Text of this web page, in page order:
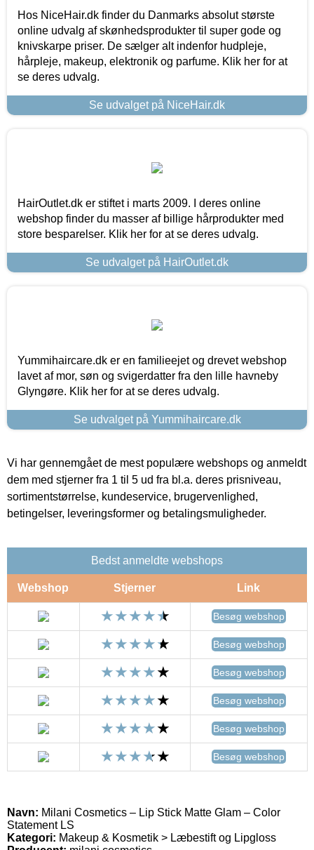
Hos NiceHair.dk finder du Danmarks absolut største
online udvalg af skønhedsprodukter til super gode og
knivskarpe priser. De sælger alt indenfor hudpleje,
hårpleje, makeup, elektronik og parfume. Klik her for at
se deres udvalg.
Se udvalget på NiceHair.dk
HairOutlet.dk er stiftet i marts 2009. I deres online
webshop finder du masser af billige hårprodukter med
store besparelser. Klik her for at se deres udvalg.
Se udvalget på HairOutlet.dk
Yummihaircare.dk er en familieejet og drevet webshop
lavet af mor, søn og svigerdatter fra den lille havneby
Glyngøre. Klik her for at se deres udvalg.
Se udvalget på Yummihaircare.dk
Vi har gennemgået de mest populære webshops og anmeldt
dem med stjerner fra 1 til 5 ud fra bl.a. deres prisniveau,
sortimentstørrelse, kundeservice, brugervenlighed,
betingelser, leveringsformer og betalingsmuligheder.
Bedst anmeldte webshops
Webshop Stjerner Link
Besøg webshop
Besøg webshop
Besøg webshop
Besøg webshop
Besøg webshop
Besøg webshop
Navn: Milani Cosmetics – Lip Stick Matte Glam – Color
Statement LS
Kategori: Makeup & Kosmetik > Læbestift og Lipgloss